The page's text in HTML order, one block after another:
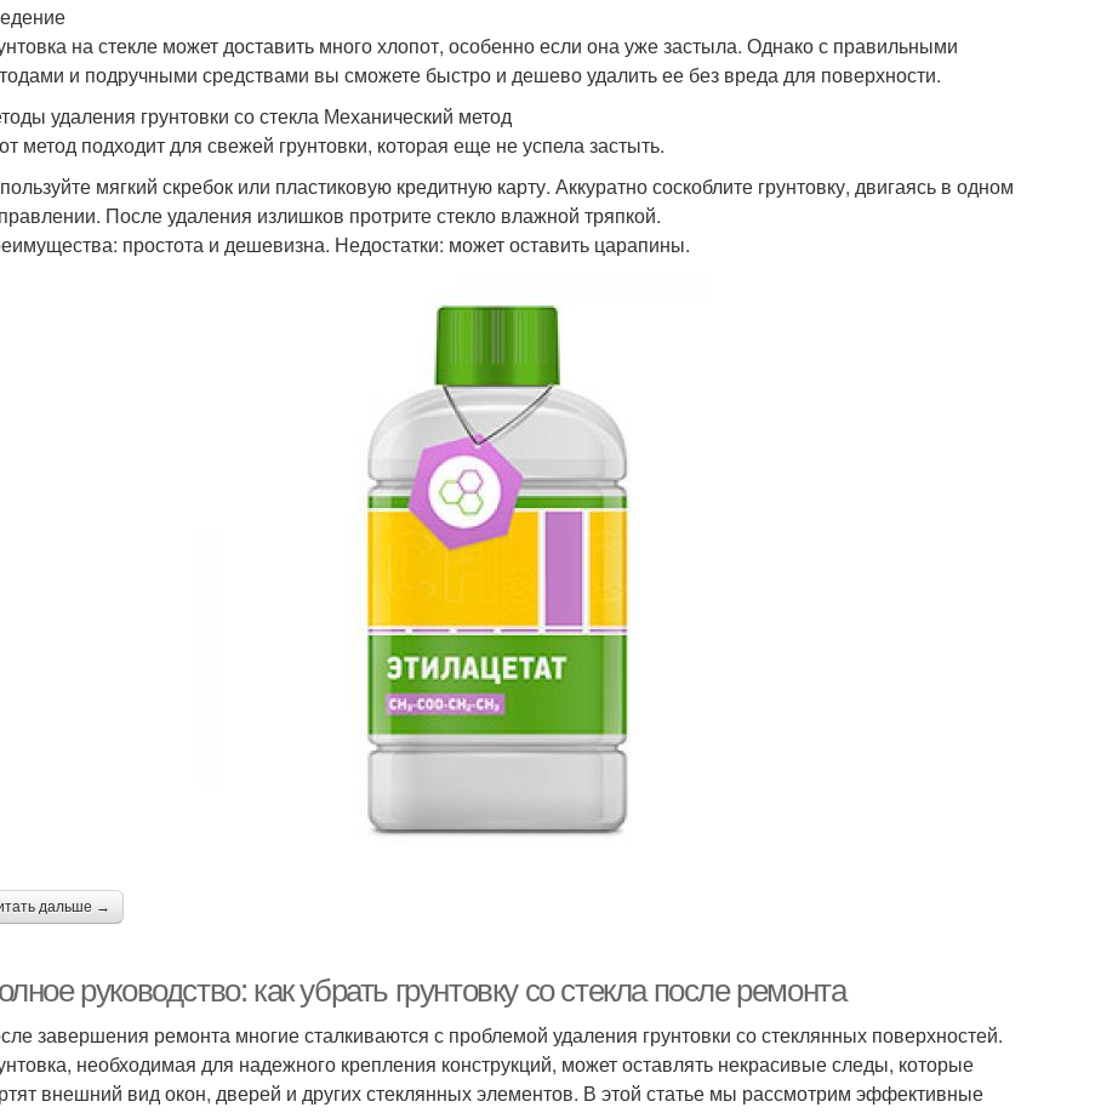
на стекле может доставить много хлопот, особенно если она уже застыла. Однако с правильными
и подручными средствами вы сможете быстро и дешево удалить ее без вреда для поверхности.
удаления грунтовки со стекла Механический метод
метод подходит для свежей грунтовки, которая еще не успела застыть.
мягкий скребок или пластиковую кредитную карту. Аккуратно соскоблите грунтовку, двигаясь в одном
После удаления излишков протрите стекло влажной тряпкой.
простота и дешевизна. Недостатки: может оставить царапины.
дальше →
руководство: как убрать грунтовку со стекла после ремонта
завершения ремонта многие сталкиваются с проблемой удаления грунтовки со стеклянных поверхностей.
необходимая для надежного крепления конструкций, может оставлять некрасивые следы, которые
внешний вид окон, дверей и других стеклянных элементов. В этой статье мы рассмотрим эффективные